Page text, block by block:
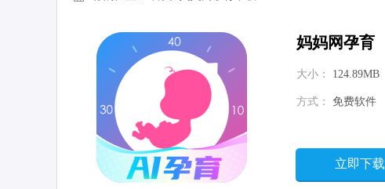
妈妈网孕育
大小： 124.89MB
方式： 免费软件
立即下载